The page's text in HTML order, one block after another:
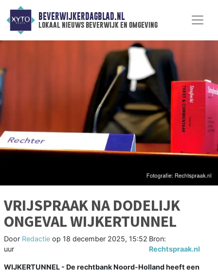
BEVERWIJKERDAGBLAD.NL
lokaal nieuws beverwijk en omgeving
VRIJSPRAAK NA DODELIJK
ONGEVAL WIJKERTUNNEL
Door Redactie op 18 december 2025, 15:52
uur
Bron:
Rechtspraak.nl
WIJKERTUNNEL - De rechtbank Noord-Holland heeft een